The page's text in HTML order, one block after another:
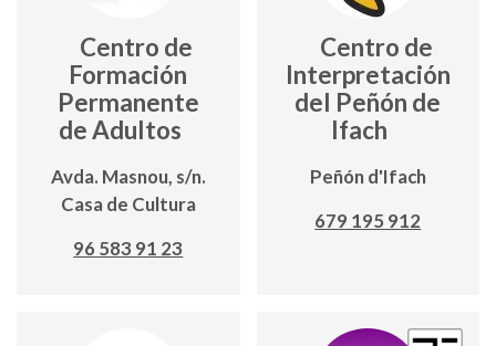
Centro de
Formación
Permanente
de Adultos
Avda. Masnou, s/n.
Casa de Cultura
96 583 91 23
Centro de
Interpretación
del Peñón de
Ifach
Peñón d'Ifach
679 195 912